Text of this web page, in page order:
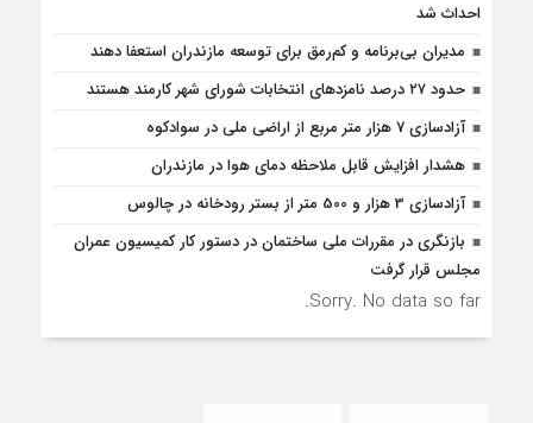
احداث شد
مدیران بی‌برنامه و کم‌رمق برای توسعه مازندران استعفا دهند
حدود ۲۷ درصد نامزدهای انتخابات شورای شهر کارمند هستند
آزادسازی 7 هزار متر مربع از اراضی ملی در سوادکوه
هشدار افزایش قابل ملاحظه دمای هوا در مازندران
آزادسازی 3 هزار و 500 متر از بستر رودخانه در چالوس
بازنگری در مقررات ملی ساختمان در دستور کار کمیسیون عمران
مجلس قرار گرفت
Sorry. No data so far.